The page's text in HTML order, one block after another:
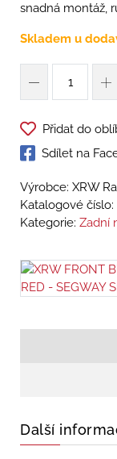
snadná montáž,
Skladem u
Přidat do
Sdílet na
Výrobce: XRW
Katalogové číslo:
Kategorie: Zadní
Další